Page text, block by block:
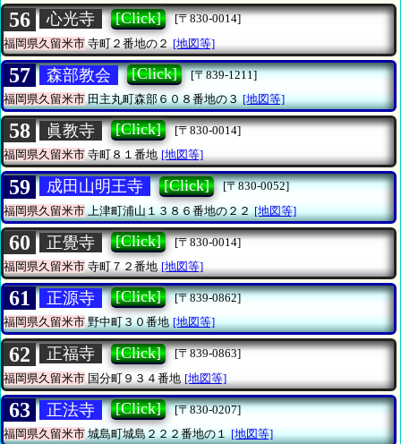
56 心光寺 [Click]
[〒830-0014]
福岡県久留米市 寺町２番地の２ [地図等]
57 森部教会 [Click]
[〒839-1211]
福岡県久留米市田主丸町森部６０８番地の３ [地図等]
58 眞教寺 [Click]
[〒830-0014]
福岡県久留米市寺町８１番地 [地図等]
59 成田山明王寺 [Click]
[〒830-0052]
福岡県久留米市上津町浦山１３８６番地の２２ [地図等]
60 正覺寺 [Click]
[〒830-0014]
福岡県久留米市寺町７２番地 [地図等]
61 正源寺 [Click]
[〒839-0862]
福岡県久留米市野中町３０番地 [地図等]
62 正福寺 [Click]
[〒839-0863]
福岡県久留米市 国分町９３４番地 [地図等]
63 正法寺 [Click]
[〒830-0207]
福岡県久留米市城島町城島２２２番地の１ [地図等]